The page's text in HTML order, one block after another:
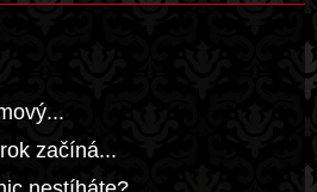
začíná...